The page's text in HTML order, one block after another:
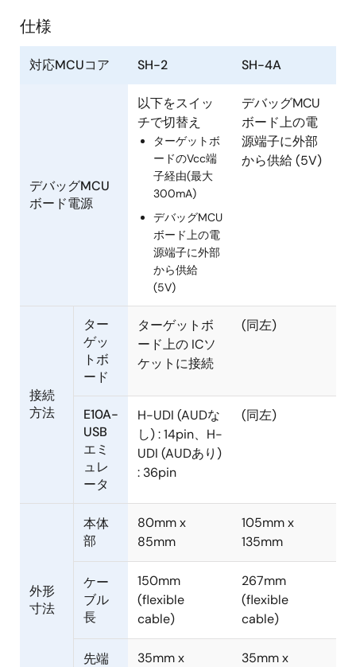
仕様
対応MCUコア SH-2 SH-4A
デバッグMCU
ボード電源
以下をスイッ
チで切替え
ターゲットボ
ードのVcc端
子経由(最大
300mA)
デバッグMCU
ボード上の電
源端子に外部
から供給
(5V)
デバッグMCU
ボード上の電
源端子に外部
から供給 (5V)
接続
方法
ター
ゲッ
トボ
ード
ターゲットボ
ード上の ICソ
ケットに接続
(同左)
E10A-
USB
エミ
ュレ
ータ
H-UDI (AUDな
し) : 14pin、H-
UDI (AUDあり)
: 36pin
(同左)
外形
寸法
本体
部
80mm x
85mm
105mm x
135mm
ケー
ブル
長
150mm
(flexible
cable)
267mm
(flexible
cable)
先端
35mm x
35mm x